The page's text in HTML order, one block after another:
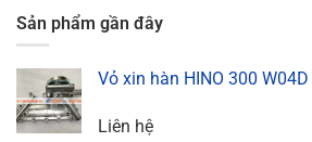
Sản phẩm gần đây
Vỏ xin hàn HINO 300 W04D
Liên hệ